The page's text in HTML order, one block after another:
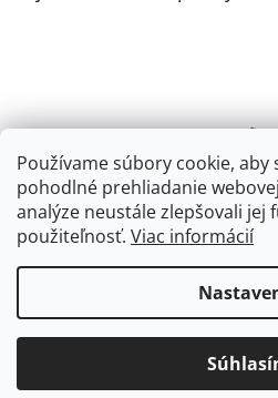
Používame súbory cookie, aby
pohodlné prehliadanie
analýze neustále zlepšovali jej
použiteľnosť. Viac informácií
VENIO, s.r.o. -
Videonávody YouTube k
Youtube
Vytvoril
eshop.venio.sk.